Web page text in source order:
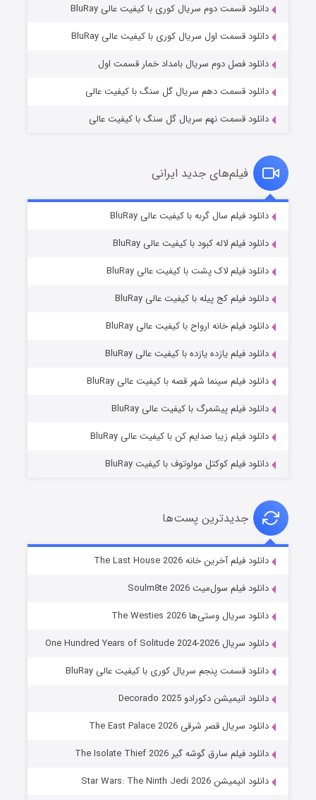
عملیات آپارتمان
قسمت۲ (زیرنویس) منتشر شد
قسمت۲ (زیرنویس) منتشر شد
شوگر فصل ۲
خاندان اژدها فصل ۳
قسمت۶ (زیرنویس) منتشر شد
دانلود قسمت دوم سریال کوری با کیفیت عالی BluRay
دانلود قسمت اول سریال کوری با کیفیت عالی BluRay
دانلود فصل دوم سریال بامداد خمار قسمت اول
دانلود قسمت دهم سریال گل سنگ با کیفیت عالی
دانلود قسمت نهم سریال گل سنگ با کیفیت عالی
فیلم‌های جدید ایرانی
دانلود فیلم سال گربه با کیفیت عالی BluRay
دانلود فیلم لاله کبود با کیفیت عالی BluRay
دانلود فیلم لاک پشت با کیفیت عالی BluRay
دانلود فیلم کج‌ پیله با کیفیت عالی BluRay
دانلود فیلم خانه ارواح با کیفیت عالی BluRay
دانلود فیلم یازده یازده با کیفیت عالی BluRay
دانلود فیلم سینما شهر قصه با کیفیت عالی BluRay
دانلود فیلم پیشمرگ با کیفیت عالی BluRay
دانلود فیلم زیبا صدایم کن با کیفیت عالی BluRay
دانلود فیلم کوکتل مولوتوف با کیفیت BluRay
جدیدترین پست‌ها
دانلود فیلم آخرین خانه The Last House 2026
دانلود فیلم سول‌میت Soulm8te 2026
دانلود سریال وستی‌ها The Westies 2026
دانلود سریال One Hundred Years of Solitude 2024-2026
دانلود قسمت پنجم سریال کوری با کیفیت عالی BluRay
دانلود انیمیشن دکورادو Decorado 2025
دانلود سریال قصر شرقی The East Palace 2026
دانلود فیلم سارق گوشه گیر The Isolate Thief 2026
دانلود انیمیشن Star Wars: The Ninth Jedi 2026